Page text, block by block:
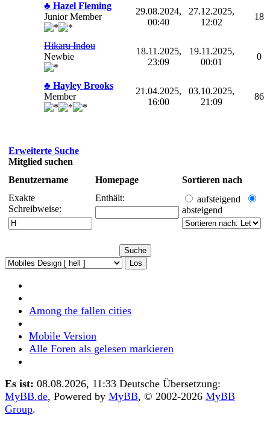
♣ Hazel Fleming
Junior Member
29.08.2024,
00:40
27.12.2025,
12:02
18
Hikaru Indou
Newbie
18.11.2025,
23:09
19.11.2025,
00:01
0
♣ Hayley Brooks
Member
21.04.2025,
16:00
03.10.2025,
21:09
86
Erweiterte Suche
Mitglied suchen
Benutzername
Homepage
Sortieren nach
Exakte
Schreibweise:
Enthält:
aufsteigend
absteigend
Among the fallen cities
Mobile Version
Alle Foren als gelesen markieren
Es ist: 08.08.2026, 11:33 Deutsche Übersetzung:
MyBB.de, Powered by MyBB, © 2002-2026 MyBB
Group.